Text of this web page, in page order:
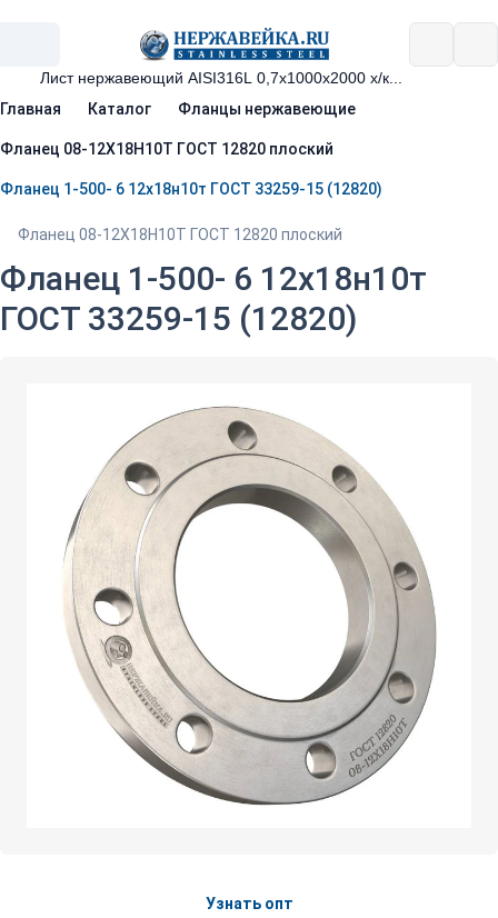
Главная Каталог Фланцы нержавеющие
Фланец 08-12Х18Н10Т ГОСТ 12820 плоский
Фланец 1-500- 6 12х18н10т ГОСТ 33259-15 (12820)
Фланец 08-12Х18Н10Т ГОСТ 12820 плоский
Фланец 1-500- 6 12х18н10т
ГОСТ 33259-15 (12820)
Узнать опт